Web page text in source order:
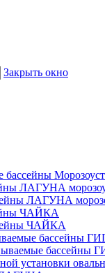
Закрыть окно
ЛАГУНА
ЛАГУНА
ЧАЙКА
ЧАЙКА
бассейны
бассейны